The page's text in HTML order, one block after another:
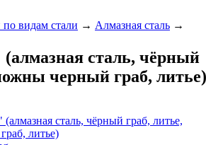
видам стали → Алмазная сталь →
сталь, чёрный
черный граб, литье)